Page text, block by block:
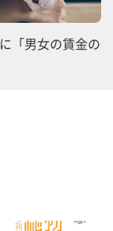
「男女の賃金の